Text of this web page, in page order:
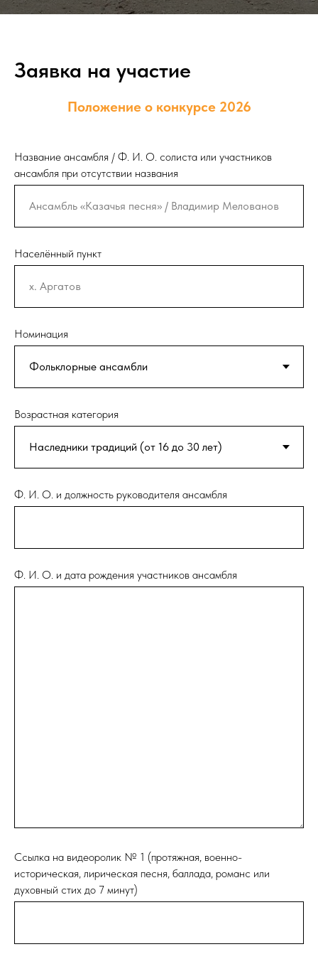
Заявка на участие
Положение о конкурсе 2026
Название ансамбля / Ф. И. О. солиста или участников
ансамбля при отсутствии названия
Населённый пункт
Номинация
Возрастная категория
Ф. И. О. и должность руководителя ансамбля
Ф. И. О. и дата рождения участников ансамбля
Ссылка на видеоролик № 1 (протяжная, военно-
историческая, лирическая песня, баллада, романс или
духовный стих до 7 минут)